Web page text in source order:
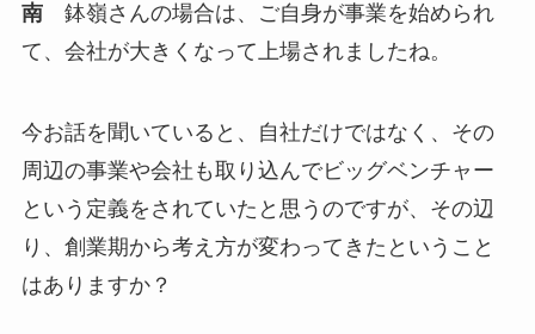
南鉢嶺さんの場合は、ご自身が事業を始められ
て、会社が大きくなって上場されましたね。
今お話を聞いていると、自社だけではなく、その
周辺の事業や会社も取り込んでビッグベンチャー
という定義をされていたと思うのですが、その辺
り、創業期から考え方が変わってきたということ
はありますか？